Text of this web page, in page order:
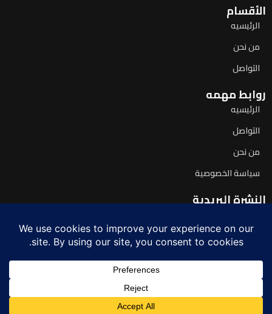
الأقسام
الرئيسيه
من نحن
التواصل
روابط مهمه
الرئيسيه
التواصل
من نحن
سياسة الخصوصية
النشرة البريدية